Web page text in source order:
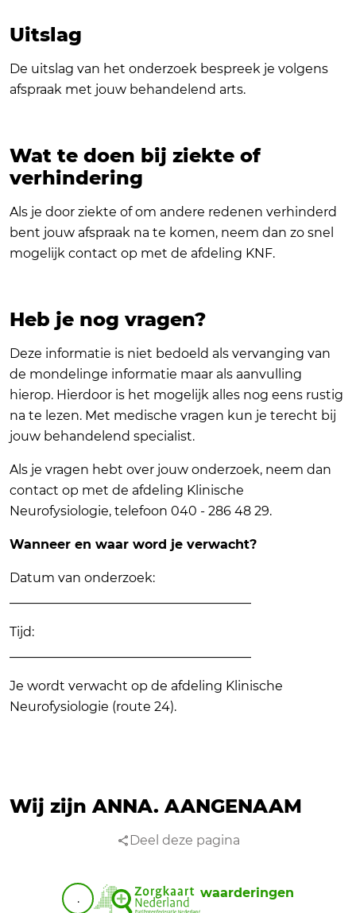
Uitslag
De uitslag van het onderzoek bespreek je volgens
afspraak met jouw behandelend arts.
Wat te doen bij ziekte of
verhindering
Als je door ziekte of om andere redenen verhinderd
bent jouw afspraak na te komen, neem dan zo snel
mogelijk contact op met de afdeling KNF.
Heb je nog vragen?
Deze informatie is niet bedoeld als vervanging van
de mondelinge informatie maar als aanvulling
hierop. Hierdoor is het mogelijk alles nog eens rustig
na te lezen. Met medische vragen kun je terecht bij
jouw behandelend specialist.
Als je vragen hebt over jouw onderzoek, neem dan
contact op met de afdeling Klinische
Neurofysiologie, telefoon 040 - 286 48 29.
Wanneer en waar word je verwacht?
Datum van onderzoek:
Tijd:
Je wordt verwacht op de afdeling Klinische
Neurofysiologie (route 24).
Wij zijn ANNA.AANGENAAM
Deel deze pagina
. waarderingen